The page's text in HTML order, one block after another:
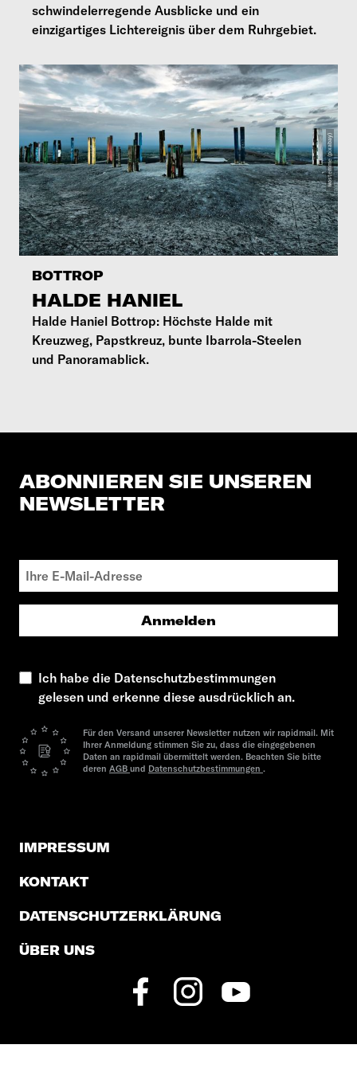
schwindelerregende Ausblicke und ein
einzigartiges Lichtereignis über dem Ruhrgebiet.
BOTTROP
HALDE HANIEL
Halde Haniel Bottrop: Höchste Halde mit
Kreuzweg, Papstkreuz, bunte Ibarrola-Steelen
und Panoramablick.
ABONNIEREN SIE UNSEREN
NEWSLETTER
Anmelden
Ich habe die Datenschutzbestimmungen
gelesen und erkenne diese ausdrücklich an.
Für den Versand unserer Newsletter nutzen wir rapidmail. Mit
Ihrer Anmeldung stimmen Sie zu, dass die eingegebenen
Daten an rapidmail übermittelt werden. Beachten Sie bitte
deren AGB und Datenschutzbestimmungen .
IMPRESSUM
KONTAKT
DATENSCHUTZERKLÄRUNG
ÜBER UNS